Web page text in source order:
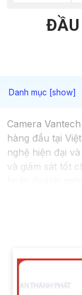
ĐẦU
Camera
hàng đầu tại
nghệ hiện đại
và giám sát tốt
Vantech Việt
camera giám
camera HD-
đáng tin cậy và
Điểm mạnh của